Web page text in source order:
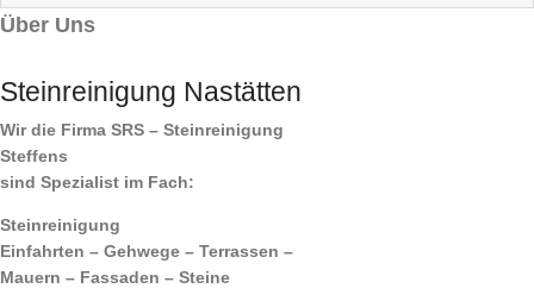
Über Uns
Steinreinigung Nastätten
Wir die Firma SRS – Steinreinigung
Steffens
sind Spezialist im Fach:
Steinreinigung
Einfahrten – Gehwege – Terrassen –
Mauern – Fassaden – Steine